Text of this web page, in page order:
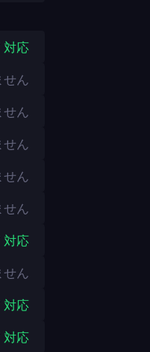
対応
ん
ん
ん
ん
ん
対応
ん
対応
対応